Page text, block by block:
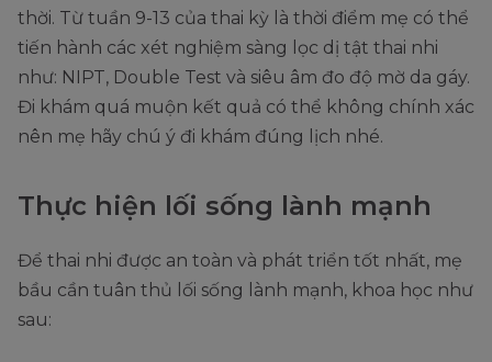
thời. Từ tuần 9-13 của thai kỳ là thời điểm mẹ có thể
tiến hành các xét nghiệm sàng lọc dị tật thai nhi
như: NIPT, Double Test và siêu âm đo độ mờ da gáy.
Đi khám quá muộn kết quả có thể không chính xác
nên mẹ hãy chú ý đi khám đúng lịch nhé.
Thực hiện lối sống lành mạnh
Để thai nhi được an toàn và phát triển tốt nhất, mẹ
bầu cần tuân thủ lối sống lành mạnh, khoa học như
sau: